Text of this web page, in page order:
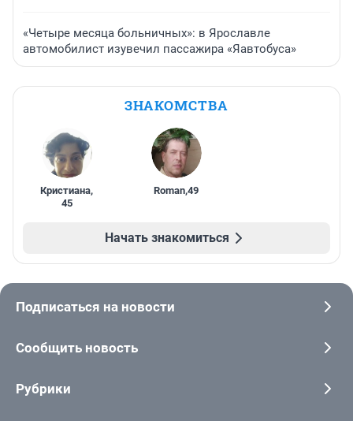
«Четыре месяца больничных»: в Ярославле
автомобилист изувечил пассажира «Яавтобуса»
ЗНАКОМСТВА
Кристиана,
45
Roman,49
Начать знакомиться
Подписаться на новости
Сообщить новость
Рубрики